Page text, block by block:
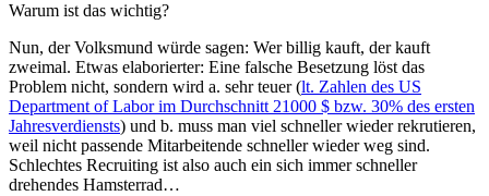
Warum ist das wichtig?
Nun, der Volksmund würde sagen: Wer billig kauft, der kauft
zweimal. Etwas elaborierter: Eine falsche Besetzung löst das
Problem nicht, sondern wird a. sehr teuer (lt. Zahlen des US
Department of Labor im Durchschnitt 21000 $ bzw. 30% des ersten
Jahresverdiensts) und b. muss man viel schneller wieder rekrutieren,
weil nicht passende Mitarbeitende schneller wieder weg sind.
Schlechtes Recruiting ist also auch ein sich immer schneller
drehendes Hamsterrad…